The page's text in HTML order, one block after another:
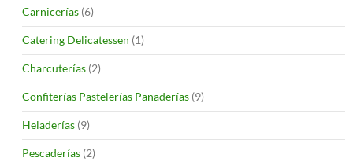
Carnicerías (6)
Catering Delicatessen (1)
Charcuterías (2)
Confiterías Pastelerías Panaderías (9)
Heladerías (9)
Pescaderías (2)